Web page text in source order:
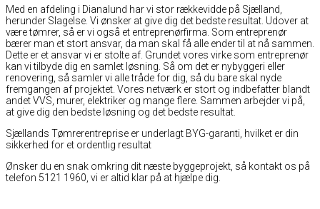
Med en afdeling i Dianalund har vi stor rækkevidde på Sjælland,
herunder Slagelse. Vi ønsker at give dig det bedste resultat. Udover at
være tømrer, så er vi også et entreprenørfirma. Som entreprenør
bærer man et stort ansvar, da man skal få alle ender til at nå sammen.
Dette er et ansvar vi er stolte af. Grundet vores virke som entreprenør
kan vi tilbyde dig en samlet løsning. Så om det er nybyggeri eller
renovering, så samler vi alle tråde for dig, så du bare skal nyde
fremgangen af projektet. Vores netværk er stort og indbefatter blandt
andet VVS, murer, elektriker og mange flere. Sammen arbejder vi på,
at give dig den bedste løsning og det bedste resultat.
Sjællands Tømrerentreprise er underlagt BYG-garanti, hvilket er din
sikkerhed for et ordentlig resultat
Ønsker du en snak omkring dit næste byggeprojekt, så kontakt os på
telefon 5121 1960, vi er altid klar på at hjælpe dig.